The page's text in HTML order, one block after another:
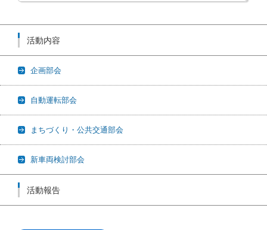
活動内容
企画部会
自動運転部会
まちづくり・公共交通部会
新車両検討部会
活動報告